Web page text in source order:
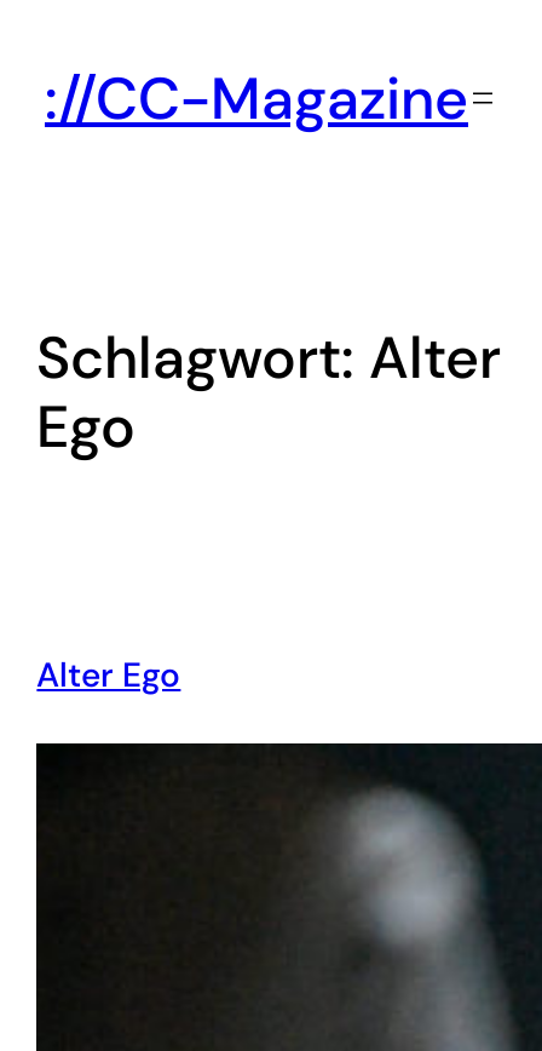
springen
://CC-Magazine
Schlagwort: Alter
Ego
Alter Ego